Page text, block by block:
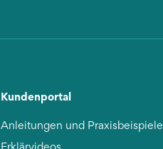
Kundenportal
Anleitungen und Praxisbeispiele